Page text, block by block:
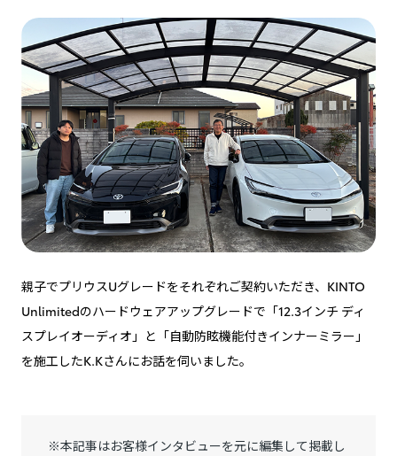
親子でプリウスUグレードをそれぞれご契約いただき、KINTO
Unlimitedのハードウェアアップグレードで「12.3インチ ディ
スプレイオーディオ」と「自動防眩機能付きインナーミラー」
を施工したK.Kさんにお話を伺いました。
※本記事はお客様インタビューを元に編集して掲載し